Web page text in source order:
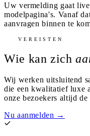
Uw vermelding gaat
modelpagina's. Vanaf
aanvragen binnen te
VEREISTEN
Wie kan zich
Wij werken uitsluitend
die een kwalitatief luxe
onze bezoekers altijd de
Nu aanmelden →